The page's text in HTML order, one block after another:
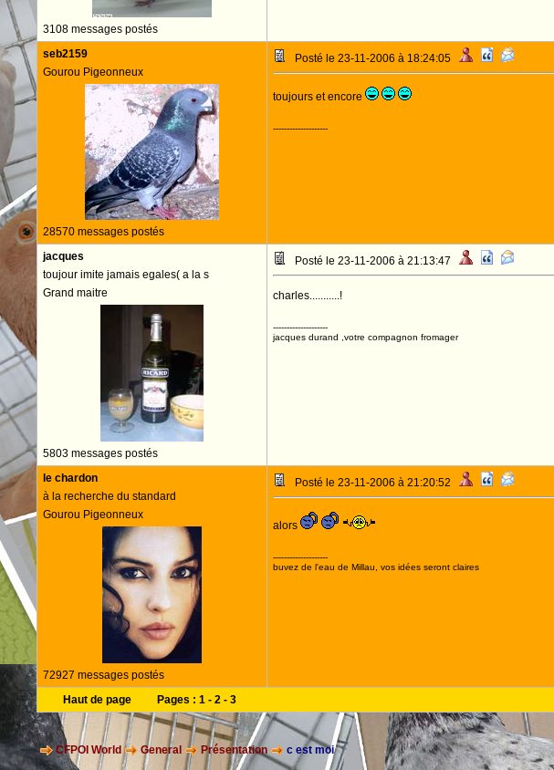
3108 messages postés
seb2159
Gourou Pigeonneux
28570 messages postés
Posté le 23-11-2006 à 18:24:05
toujours et encore
--------------------
jacques
toujour imite jamais egales( a la s
Grand maitre
5803 messages postés
Posté le 23-11-2006 à 21:13:47
charles...........!
--------------------
jacques durand ,votre compagnon fromager
le chardon
à la recherche du standard
Gourou Pigeonneux
72927 messages postés
Posté le 23-11-2006 à 21:20:52
alors
--------------------
buvez de l'eau de Millau, vos idées seront claires
Haut de page Pages : 1- 2- 3
CFPOI World General Présentation c est moi